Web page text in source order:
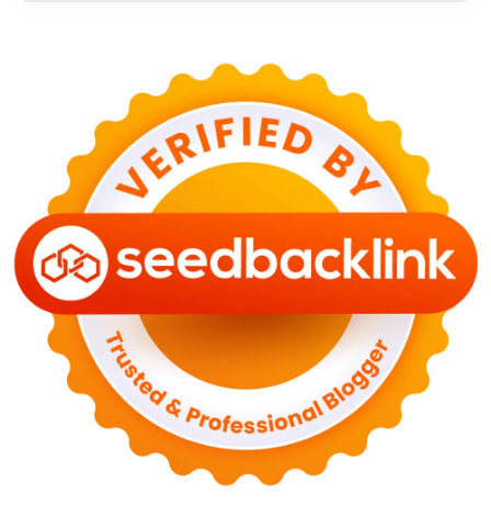
Bahaya Memakai Softlens untuk Mata yang Jarang
Diketahui
29 Juni 2026
NASIONAL
PLN Kalimantan Lakukan Manajemen Beban
Akibat Gangguan PLTGU
29 Juni 2026
KEUANGAN & INVESTASI
Harga Minyak Dunia Hari Ini Naik, WTI dan Brent
Sama-sama Menguat
GAYA HIDUP
Sinopsis Film Marauders, Misteri Perampokan
Bank dengan Konspirasi Tersembunyi
30 Juni 2026
OLAH RAGA
Hasil Brasil vs Jepang 2-1: Comeback Dramatis, Gol
Martinelli Menit 90+5